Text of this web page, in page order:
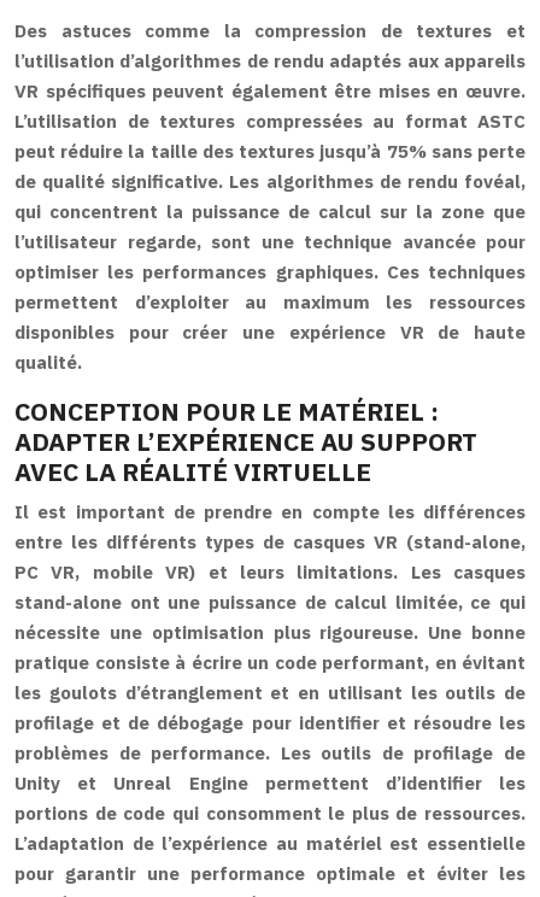
Des astuces comme la compression de textures et
l’utilisation d’algorithmes de rendu adaptés aux appareils
VR spécifiques peuvent également être mises en œuvre.
L’utilisation de textures compressées au format ASTC
peut réduire la taille des textures jusqu’à 75% sans perte
de qualité significative. Les algorithmes de rendu fovéal,
qui concentrent la puissance de calcul sur la zone que
l’utilisateur regarde, sont une technique avancée pour
optimiser les performances graphiques. Ces techniques
permettent d’exploiter au maximum les ressources
disponibles pour créer une expérience VR de haute
qualité.
CONCEPTION POUR LE MATÉRIEL :
ADAPTER L’EXPÉRIENCE AU SUPPORT
AVEC LA RÉALITÉ VIRTUELLE
Il est important de prendre en compte les différences
entre les différents types de casques VR (stand-alone,
PC VR, mobile VR) et leurs limitations. Les casques
stand-alone ont une puissance de calcul limitée, ce qui
nécessite une optimisation plus rigoureuse. Une bonne
pratique consiste à écrire un code performant, en évitant
les goulots d’étranglement et en utilisant les outils de
profilage et de débogage pour identifier et résoudre les
problèmes de performance. Les outils de profilage de
Unity et Unreal Engine permettent d’identifier les
portions de code qui consomment le plus de ressources.
L’adaptation de l’expérience au matériel est essentielle
pour garantir une performance optimale et éviter les